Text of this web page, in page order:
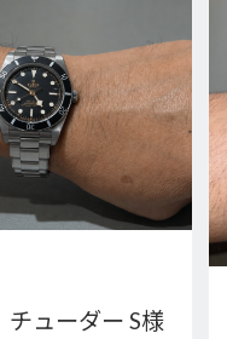
チューダー S様